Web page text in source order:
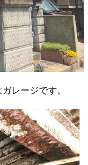
レージです。